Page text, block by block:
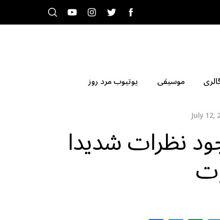
موسیقی یوتیوب مرد روز
July 12,
نظرات شدیدا